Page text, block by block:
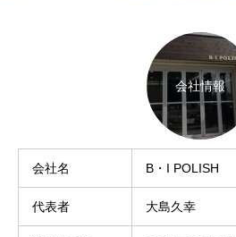
ブログサンプル5
会社情報
会社名 B・I POLISH
代表者 大島久幸